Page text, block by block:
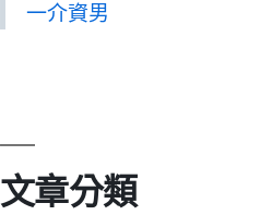
一介資男
文章分類